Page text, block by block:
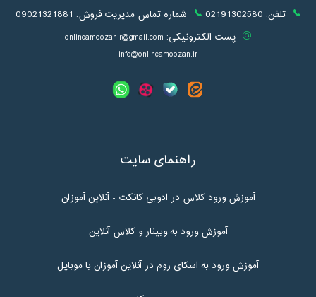
تلفن: 02191302580 شماره تماس مدیریت فروش: 09021321881
پست الکترونیکی: onlineamoozanir@gmail.com
info@onlineamoozan.ir
راهنمای سایت
آموزش ورود کلاس در ادوبی کانکت - آنلاین آموزان
آموزش ورود به وبینار و کلاس آنلاین
آموزش ورود به اسکای روم در آنلاین آموزان با موبایل